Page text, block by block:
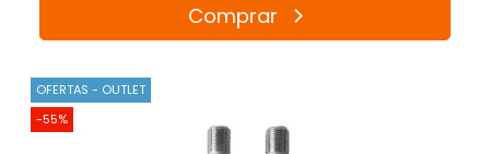
Comprar
OFERTAS - OUTLET
-55%